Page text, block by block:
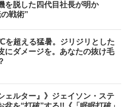
を脱した四代目社長が明か
戦術”
を超える猛暑。ジリジリとした
にダメージを。あなたの抜け毛
ェルター』》ジェイソン・ステ